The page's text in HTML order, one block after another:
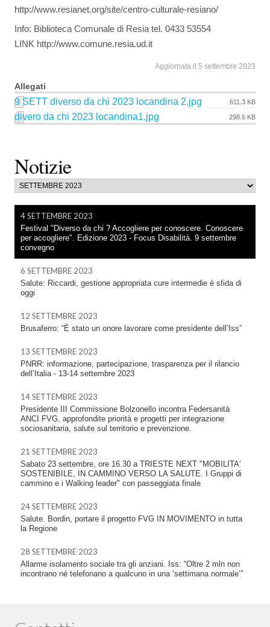
Notizie
4 SETTEMBRE 2023
Festival "Diverso da chi ? Accogliere per conoscere. Conoscere
per accogliere". Edizione 2023 - Focus Disabilità. 9 settembre
convegno
6 SETTEMBRE 2023
Salute: Riccardi, gestione appropriata cure intermedie è sfida di
oggi
12 SETTEMBRE 2023
Brusaferro: “È stato un onore lavorare come presidente dell’Iss”
13 SETTEMBRE 2023
PNRR: informazione, partecipazione, trasparenza per il rilancio
dell’Italia - 13-14 settembre 2023
14 SETTEMBRE 2023
Presidente III Commissione Bolzonello incontra Federsanità
ANCI FVG, approfondite priorità e progetti per integrazione
sociosanitaria, salute sul territorio e prevenzione.
21 SETTEMBRE 2023
Sabato 23 settembre, ore 16.30 a TRIESTE NEXT "MOBILITA'
SOSTENIBILE, IN CAMMINO VERSO LA SALUTE. I Gruppi di
cammino e i Walking leader" con passeggiata finale
24 SETTEMBRE 2023
Salute. Bordin, portare il progetto FVG IN MOVIMENTO in tutta
la Regione
28 SETTEMBRE 2023
Allarme isolamento sociale tra gli anziani. Iss: “Oltre 2 mln non
incontrano né telefonano a qualcuno in una ‘settimana normale’”
http://www.resianet.org/site/centro-culturale-resiano/
Info: Biblioteca Comunale di Resia tel. 0433 53554
LINK http://www.comune.resia.ud.it
Aggiornata il 5 settembre 2023
Allegati
9 SETT diverso da chi 2023 locandina 2.jpg 611.3 KB
divero da chi 2023 locandina1.jpg 298.6 KB